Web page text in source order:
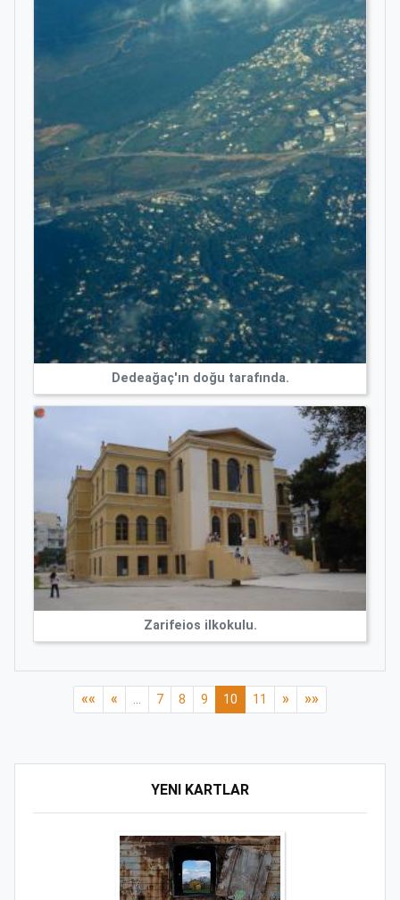
YENI KARTLAR
Dedeağaç'ın doğu tarafında.
Zarifeios ilkokulu.
«« « 7 8 9 10 11 » »»